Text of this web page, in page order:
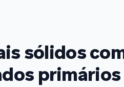
sólidos
primários